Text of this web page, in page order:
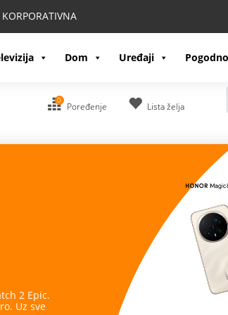
KORPORATIVNA
Dom Uređaji
0
Poređenje Lista želja
2 Epic.
Uz sve